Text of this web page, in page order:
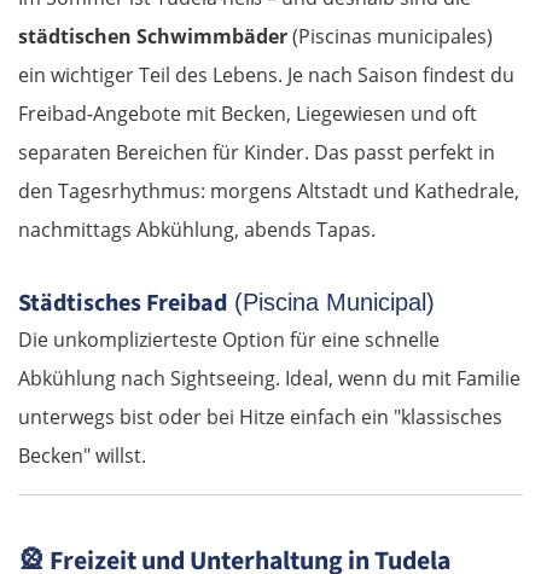
städtischen Schwimmbäder(Piscinas municipales)
ein wichtiger Teil des Lebens. Je nach Saison findest du
Freibad-Angebote mit Becken, Liegewiesen und oft
separaten Bereichen für Kinder. Das passt perfekt in
den Tagesrhythmus: morgens Altstadt und Kathedrale,
nachmittags Abkühlung, abends Tapas.
Städtisches Freibad (Piscina Municipal)
Die unkomplizierteste Option für eine schnelle
Abkühlung nach Sightseeing. Ideal, wenn du mit Familie
unterwegs bist oder bei Hitze einfach ein "klassisches
Becken" willst.
🎡 Freizeit und Unterhaltung in Tudela
Regensburg
Ingolstadt
München
Rosenheim
Österreich
Salzburg
Vöcklabruck
Linz